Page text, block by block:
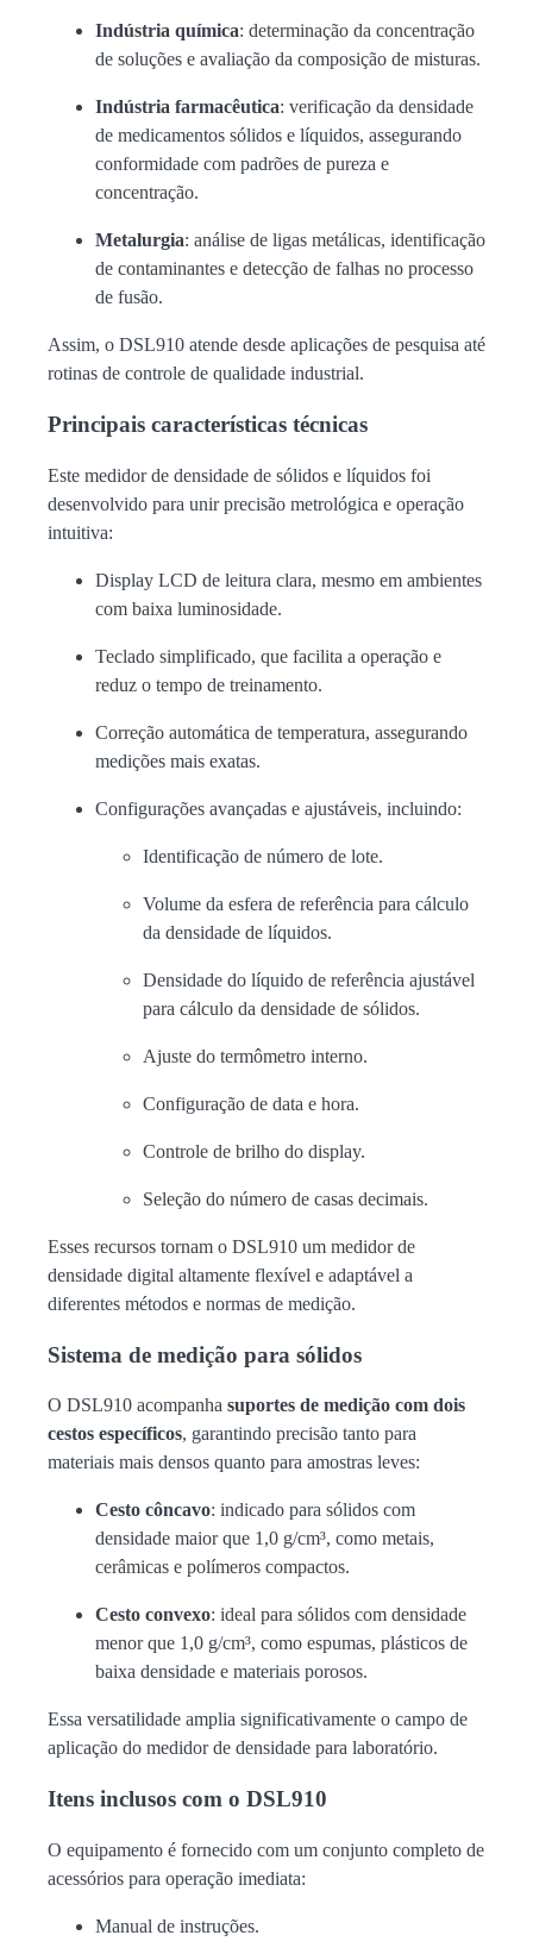
Indústria química: determinação da concentração
de soluções e avaliação da composição de misturas.
Indústria farmacêutica: verificação da densidade
de medicamentos sólidos e líquidos, assegurando
conformidade com padrões de pureza e
concentração.
Metalurgia: análise de ligas metálicas, identificação
de contaminantes e detecção de falhas no processo
de fusão.
Assim, o DSL910 atende desde aplicações de pesquisa até
rotinas de controle de qualidade industrial.
Principais características técnicas
Este medidor de densidade de sólidos e líquidos foi
desenvolvido para unir precisão metrológica e operação
intuitiva:
Display LCD de leitura clara, mesmo em ambientes
com baixa luminosidade.
Teclado simplificado, que facilita a operação e
reduz o tempo de treinamento.
Correção automática de temperatura, assegurando
medições mais exatas.
Configurações avançadas e ajustáveis, incluindo:
Identificação de número de lote.
Volume da esfera de referência para cálculo
da densidade de líquidos.
Densidade do líquido de referência ajustável
para cálculo da densidade de sólidos.
Ajuste do termômetro interno.
Configuração de data e hora.
Controle de brilho do display.
Seleção do número de casas decimais.
Esses recursos tornam o DSL910 um medidor de
densidade digital altamente flexível e adaptável a
diferentes métodos e normas de medição.
Sistema de medição para sólidos
O DSL910 acompanha suportes de medição com dois
cestos específicos, garantindo precisão tanto para
materiais mais densos quanto para amostras leves:
Cesto côncavo: indicado para sólidos com
densidade maior que 1,0 g/cm³, como metais,
cerâmicas e polímeros compactos.
Cesto convexo: ideal para sólidos com densidade
menor que 1,0 g/cm³, como espumas, plásticos de
baixa densidade e materiais porosos.
Essa versatilidade amplia significativamente o campo de
aplicação do medidor de densidade para laboratório.
Itens inclusos com o DSL910
O equipamento é fornecido com um conjunto completo de
acessórios para operação imediata:
Manual de instruções.